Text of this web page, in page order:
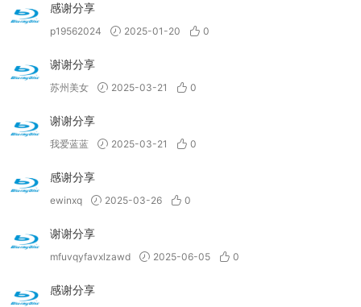
感谢分享
p19562024 2025-01-20 0
谢谢分享
苏州美女 2025-03-21 0
谢谢分享
我爱蓝蓝 2025-03-21 0
感谢分享
ewinxq 2025-03-26 0
谢谢分享
mfuvqyfavxlzawd 2025-06-05 0
感谢分享